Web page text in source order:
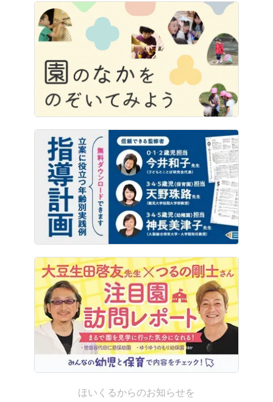
ほいくるからのお知らせを